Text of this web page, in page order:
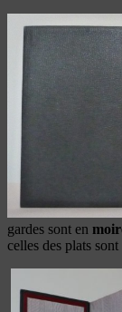
gardes sont en
celles des plats